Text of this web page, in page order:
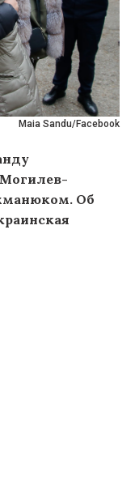
Maia Sandu/Facebook
Могилев-
Об